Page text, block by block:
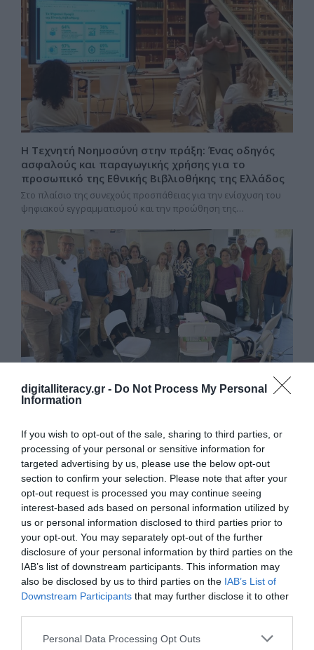
digitalliteracy.gr - Do Not Process My Personal
Information
If you wish to opt-out of the sale, sharing to third parties, or
processing of your personal or sensitive information for
targeted advertising by us, please use the below opt-out
section to confirm your selection. Please note that after your
opt-out request is processed you may continue seeing
interest-based ads based on personal information utilized by
us or personal information disclosed to third parties prior to
your opt-out. You may separately opt-out of the further
disclosure of your personal information by third parties on the
IAB’s list of downstream participants. This information may
also be disclosed by us to third parties on the IAB’s List of
Downstream Participants that may further disclose it to other
Personal Data Processing Opt Outs
Η Τεχνητή Νοημοσύνη στην πράξη: Ένας οδηγός
ασφαλούς και παραγωγικής χρήσης για το
προσωπικό της Εθνικής Βιβλιοθήκης της Ελλάδος
Στο πλαίσιο της συνεχούς προσπάθειας για την ενίσχυση του
ψηφιακού εγγραμματισμού και την προώθηση της…
Εκπαίδευση στην Τεχνητή Νοημοσύνη για τον
Υψηλή συμμετοχή, έντονο ενδιαφέρον και ξεκάθαρες ανάγκες
από τους εργαζομένους στις Κοινωνικές Υπηρεσίες του Δήμου…
Επιμορφωτική παρουσίαση για την Τεχνητή